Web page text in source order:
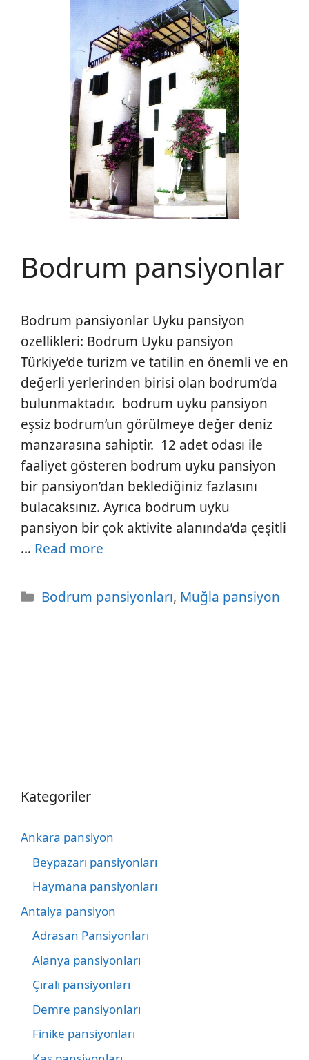
Bodrum pansiyonlar
Bodrum pansiyonlar Uyku pansiyon
özellikleri: Bodrum Uyku pansiyon
Türkiye’de turizm ve tatilin en önemli ve en
değerli yerlerinden birisi olan bodrum’da
bulunmaktadır. bodrum uyku pansiyon
eşsiz bodrum’un görülmeye değer deniz
manzarasına sahiptir. 12 adet odası ile
faaliyet gösteren bodrum uyku pansiyon
bir pansiyon’dan beklediğiniz fazlasını
bulacaksınız. Ayrıca bodrum uyku
pansiyon bir çok aktivite alanında’da çeşitli
… Read more
Kategoriler
Bodrum pansiyonları, Muğla pansiyon
Kategoriler
Ankara pansiyon
Beypazarı pansiyonları
Haymana pansiyonları
Antalya pansiyon
Adrasan Pansiyonları
Alanya pansiyonları
Çıralı pansiyonları
Demre pansiyonları
Finike pansiyonları